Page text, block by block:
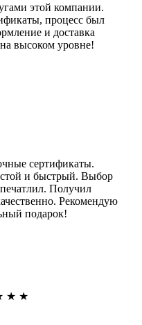
этой компании.
процесс был
и доставка
высоком уровне!
сертификаты.
и быстрый. Выбор
Получил
Рекомендую
подарок!
★ ★